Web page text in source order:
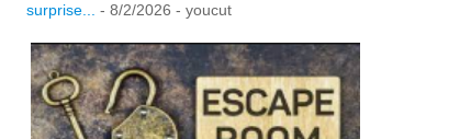
surprise...
- 8/2/2026 - youcut